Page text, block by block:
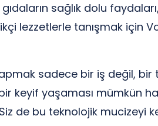
sağlık dolu
lezzetlerle tanışmak için
sadece bir iş değil,
keyif yaşaması mümkün
de bu teknolojik